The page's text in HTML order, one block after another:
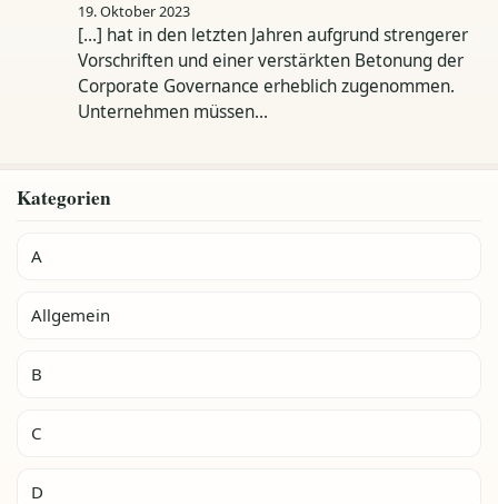
19. Oktober 2023
[…] hat in den letzten Jahren aufgrund strengerer
Vorschriften und einer verstärkten Betonung der
Corporate Governance erheblich zugenommen.
Unternehmen müssen…
Kategorien
A
Allgemein
B
C
D